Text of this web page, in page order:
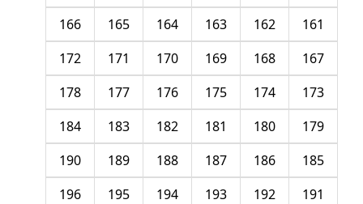
161
162
163
164
165
166
167
168
169
170
171
172
173
174
175
176
177
178
179
180
181
182
183
184
185
186
187
188
189
190
191
192
193
194
195
196